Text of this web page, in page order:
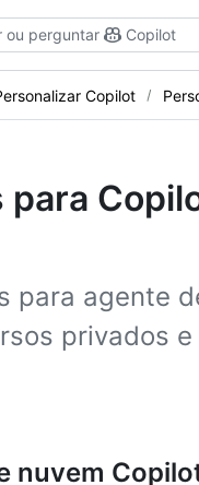
ou perguntar Copilot
Copilot
para
para agente
privados e
nuvem